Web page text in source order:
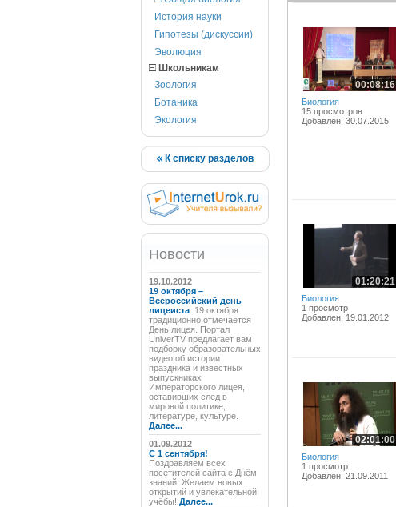
История науки
Гипотезы (дискуссии)
Эволюция
Школьникам
Зоология
Ботаника
Экология
К списку разделов
Новости
19.10.2012
19 октября –
Всероссийский день
лицеиста 19 октября
традиционно отмечается
День лицея. Портал
UniverTV предлагает вам
подборку образовательных
видео об истории
праздника и известных
выпускниках
Императорского лицея,
оставивших след в
мировой политике,
литературе, культуре.
Далее...
01.09.2012
C 1 сентября!
Поздравляем всех
посетителей сайта с Днём
знаний! Желаем новых
открытий и увлекательной
учёбы! Далее...
00:08:16
Биология
15 просмотров
Добавлен: 30.07.2015
01:20:21
Биология
1 просмотр
Добавлен: 19.01.2012
02:01:00
Биология
1 просмотр
Добавлен: 21.09.2011